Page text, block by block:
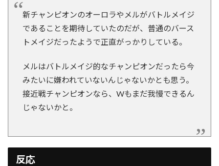
新チャンピオンのオーロラやメルがバトルメイジ
であることを期待していたのだが、普通のバース
トメイジだったようで正直がっかりしている。
メルはバトルメイジ的なチャンピオンだったら今
みたいに嫌われていないんじゃないかとも思う。
接近戦チャンピオンなら、Wもまだ我慢できるん
じゃないかと。
反応